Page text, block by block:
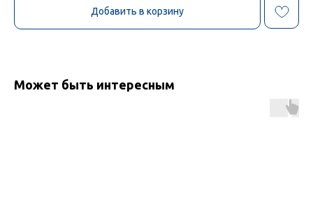
Добавить в корзину
Может быть интересным